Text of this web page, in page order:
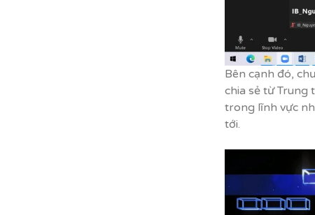
Bên cạnh đó,
chia sẻ từ Trung
trong lĩnh vực
tới.